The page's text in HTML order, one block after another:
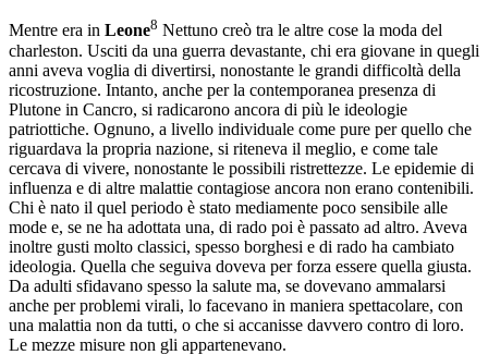
Mentre era in Leone8 Nettuno creò tra le altre cose la moda del
charleston. Usciti da una guerra devastante, chi era giovane in quegli
anni aveva voglia di divertirsi, nonostante le grandi difficoltà della
ricostruzione. Intanto, anche per la contemporanea presenza di
Plutone in Cancro, si radicarono ancora di più le ideologie
patriottiche. Ognuno, a livello individuale come pure per quello che
riguardava la propria nazione, si riteneva il meglio, e come tale
cercava di vivere, nonostante le possibili ristrettezze. Le epidemie di
influenza e di altre malattie contagiose ancora non erano contenibili.
Chi è nato il quel periodo è stato mediamente poco sensibile alle
mode e, se ne ha adottata una, di rado poi è passato ad altro. Aveva
inoltre gusti molto classici, spesso borghesi e di rado ha cambiato
ideologia. Quella che seguiva doveva per forza essere quella giusta.
Da adulti sfidavano spesso la salute ma, se dovevano ammalarsi
anche per problemi virali, lo facevano in maniera spettacolare, con
una malattia non da tutti, o che si accanisse davvero contro di loro.
Le mezze misure non gli appartenevano.